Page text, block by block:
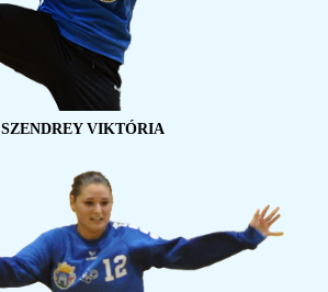
SZENDREY VIKTÓRIA